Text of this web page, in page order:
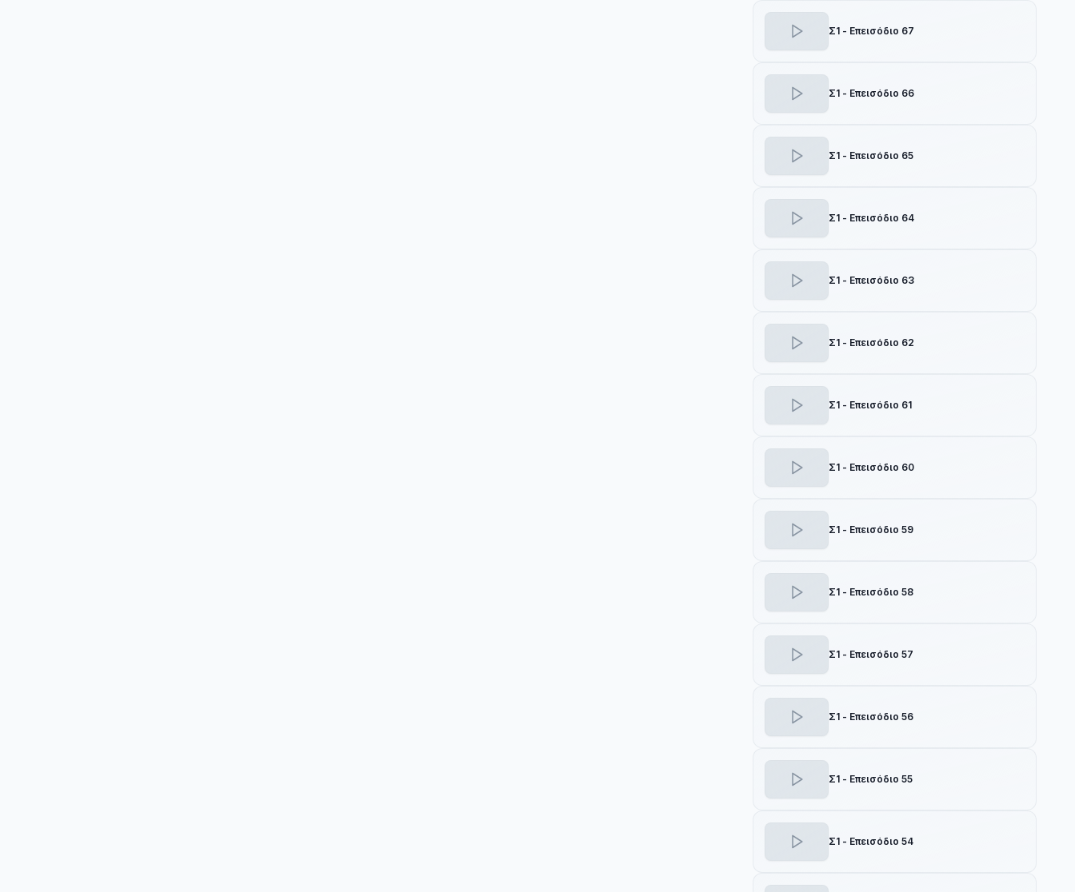
Σ1 - Επεισόδιο 67
Σ1 - Επεισόδιο 66
Σ1 - Επεισόδιο 65
Σ1 - Επεισόδιο 64
Σ1 - Επεισόδιο 63
Σ1 - Επεισόδιο 62
Σ1 - Επεισόδιο 61
Σ1 - Επεισόδιο 60
Σ1 - Επεισόδιο 59
Σ1 - Επεισόδιο 58
Σ1 - Επεισόδιο 57
Σ1 - Επεισόδιο 56
Σ1 - Επεισόδιο 55
Σ1 - Επεισόδιο 54